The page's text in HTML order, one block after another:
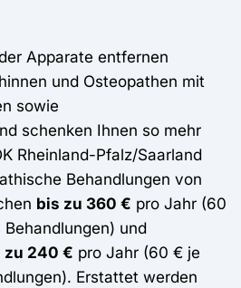
Apparate entfernen
und Osteopathen mit
sowie
schenken Ihnen so mehr
Rheinland-Pfalz/Saarland
Behandlungen von
bis zu 360 € pro Jahr (60
und
zu 240 € pro Jahr (60 € je
Erstattet werden